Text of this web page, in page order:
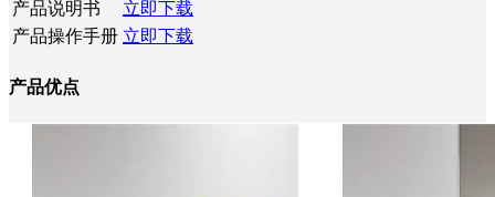
产品说明书
立即下载
产品操作手册 立即下载
产品优点